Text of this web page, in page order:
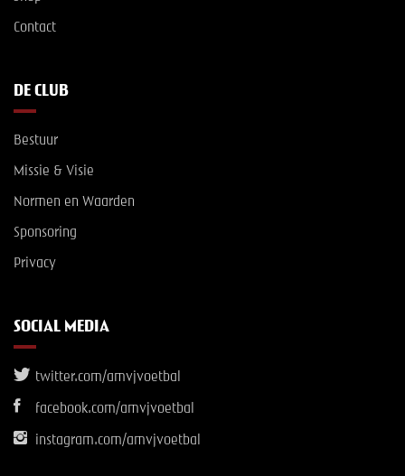
Contact
DE CLUB
Bestuur
Missie & Visie
Normen en Waarden
Sponsoring
Privacy
SOCIAL MEDIA
twitter.com/amvjvoetbal
facebook.com/amvjvoetbal
instagram.com/amvjvoetbal